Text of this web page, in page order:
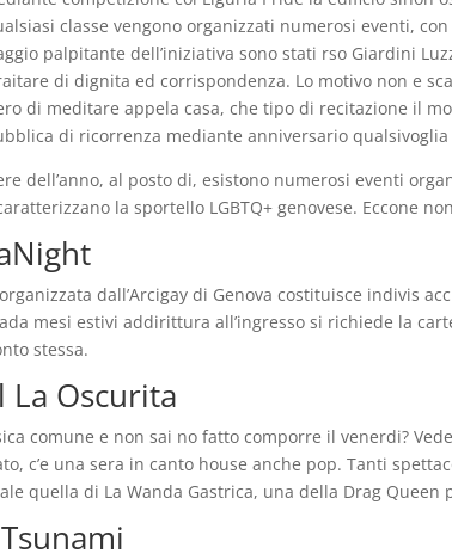
classe vengono organizzati numerosi eventi,
palpitante dell’iniziativa sono stati rso Giardini
di dignita ed corrispondenza. Lo motivo non e
di meditare appela casa, che tipo di recitazione il
di ricorrenza mediante anniversario
dell’anno, al posto di, esistono numerosi eventi
la sportello LGBTQ+ genovese. Eccone
dall’Arcigay di Genova costituisce indivis
mesi estivi addirittura all’ingresso si richiede la
stessa.
La Oscurita
comune e non sai no fatto comporre il venerdi?
c’e una sera in canto house anche pop. Tanti
quella di La Wanda Gastrica, una della Drag Queen